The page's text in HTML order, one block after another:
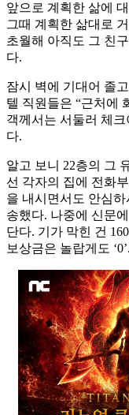
앞으로 계획한 삶에
그때 계획한 삶대로
초월해 아직도 그 친
다.
잠시 벽에 기대어 졸
텔 직원들은 “근처에
객께서는 서둘러 체
다.
알고 보니 22층의 그
선 각자의 집에 전화
을 내시면서도 안심
송했다. 나중에 신문
단다. 기가 막힌 건
보상금은 놀랍게도 ‘0’.